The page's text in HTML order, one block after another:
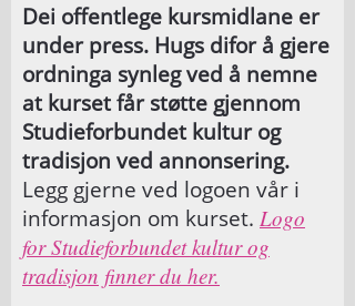
Dei offentlege kursmidlane er
under press. Hugs difor å gjere
ordninga synleg ved å nemne
at kurset får støtte gjennom
Studieforbundet kultur og
tradisjon ved annonsering.
Legg gjerne ved logoen vår i
informasjon om kurset. Logo
for Studieforbundet kultur og
tradisjon finner du her.